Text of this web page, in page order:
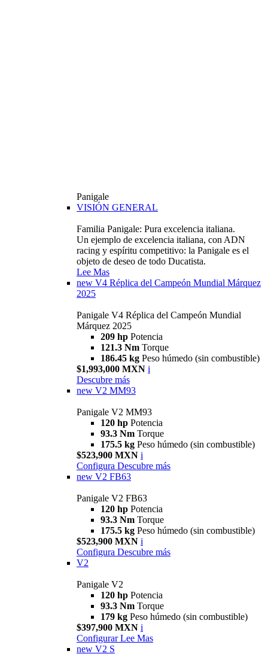
Panigale
VISIÓN GENERAL
Familia Panigale: Pura excelencia italiana.
Un ejemplo de excelencia italiana, con ADN
racing y espíritu competitivo: la Panigale es el
objeto de deseo de todo Ducatista.
Lee Mas
new V4 Réplica del Campeón Mundial Márquez
2025
Panigale V4 Réplica del Campeón Mundial
Márquez 2025
209 hp Potencia
121.3 Nm Torque
186.45 kg Peso húmedo (sin combustible)
$1,993,000 MXN i
Descubre más
new V2 MM93
Panigale V2 MM93
120 hp Potencia
93.3 Nm Torque
175.5 kg Peso húmedo (sin combustible)
$523,900 MXN i
Configura Descubre más
new V2 FB63
Panigale V2 FB63
120 hp Potencia
93.3 Nm Torque
175.5 kg Peso húmedo (sin combustible)
$523,900 MXN i
Configura Descubre más
V2
Panigale V2
120 hp Potencia
93.3 Nm Torque
179 kg Peso húmedo (sin combustible)
$397,900 MXN i
Configurar Lee Mas
new V2 S